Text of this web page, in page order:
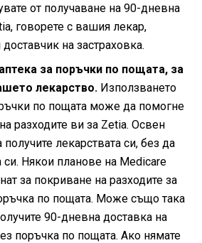
от получаване на 90-дневна
говорете с вашия лекар,
на застраховка.
за поръчки по пощата, за
лекарство. Използването
по пощата може да помогне
разходите ви за Zetia. Освен
лекарствата си, без да
си. Някои планове на Medicare
за покриване на разходите за
по пощата. Може също така
90-дневна доставка на
поръчка по пощата. Ако нямате